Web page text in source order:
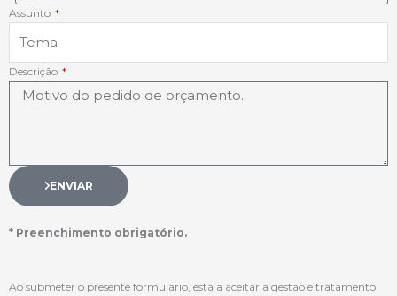
Assunto
Descrição
ENVIAR
* Preenchimento obrigatório.
Ao submeter o presente formulário, está a aceitar a gestão e tratamento